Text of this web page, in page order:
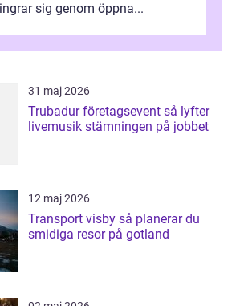
sig genom öppna...
31 maj 2026
Trubadur företagsevent så lyfter
livemusik stämningen på jobbet
12 maj 2026
Transport visby så planerar du
smidiga resor på gotland